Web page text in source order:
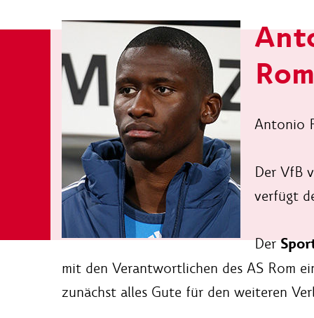
Rom
Antonio
Der VfB
verfügt
Der
mit den Verantwortlichen des AS Rom
zunächst alles Gute für den weiteren